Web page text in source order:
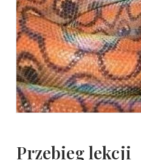
Przebieg lekcji